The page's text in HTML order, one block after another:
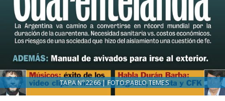
TAPA Nº 2266 | FOTO:PABLO TEMES